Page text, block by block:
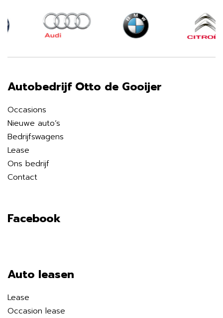
Autobedrijf Otto de Gooijer
Occasions
Nieuwe auto’s
Bedrijfswagens
Lease
Ons bedrijf
Contact
Facebook
Auto leasen
Lease
Occasion lease